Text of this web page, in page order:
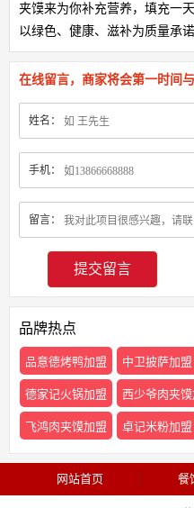
夹馍来为你补充营养，填充一
以绿色、健康、滋补为质量承
在线留言，商家将会第一时间与
姓名：
手机：
留言：
品牌热点
品意德烤鸭加盟 中卫披萨加盟
德家记火锅加盟 西少爷肉夹馍
飞鸿肉夹馍加盟 卓记米粉加盟
网站首页 餐